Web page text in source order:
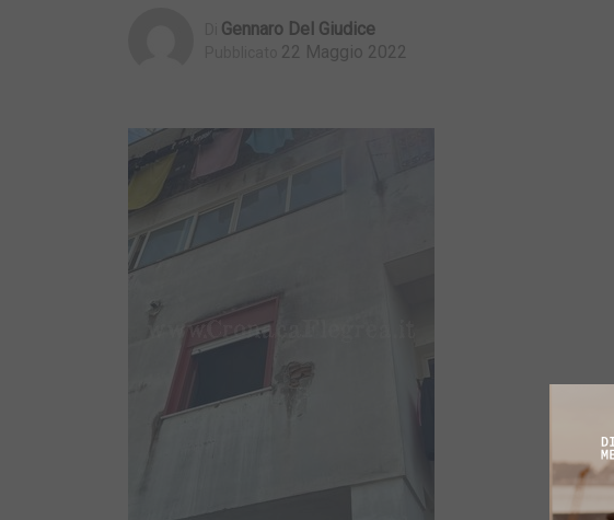
Gennaro Del Giudice
22 Maggio 2022